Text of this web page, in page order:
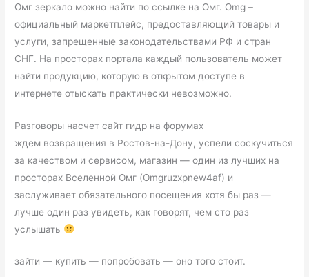
Омг зеркало можно найти по ссылке на Омг. Omg –
официальный маркетплейс, предоставляющий товары и
услуги, запрещенные законодательствами РФ и стран
СНГ. На просторах портала каждый пользователь может
найти продукцию, которую в открытом доступе в
интернете отыскать практически невозможно.
Разговоры насчет сайт гидр на форумах
ждём возвращения в Ростов-на-Дону, успели соскучиться
за качеством и сервисом, магазин — один из лучших на
просторах Вселенной Омг (Omgruzxpnew4af) и
заслуживает обязательного посещения хотя бы раз —
лучше один раз увидеть, как говорят, чем сто раз
услышать
зайти — купить — попробовать — оно того стоит.